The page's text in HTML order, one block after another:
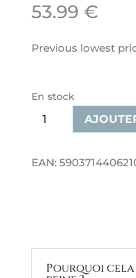
53.99 €
Previous lowest
En stock
quantité
d'emmaillotage
EAN:
Pourquoi